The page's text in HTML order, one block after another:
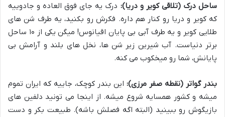
ساحل درک (تلاقی کویر و دریا): درک یه جای فوق العاده و جادوییه
که کویر و دریا رو کنار هم داره. فکرش رو بکنید، یه طرف شن های
طلایی کویر و یه طرف آبی بی پایان اقیانوس! میگن یکی از ۱۰ ساحل
برتر دنیاست. آب شیرین زیر شن ها، نخل های بلند و آرامش بی
پایانش، شما رو میخکوب می کنه.
بندر گواتر (نقطه صفر مرزی): این بندر کوچک، جاییه که ایران تموم
میشه و کشور همسایه شروع میشه. از اینجا می تونید دلفین های
بازیگوش رو ببینید (البته اگه فصلش باشه). طبیعت بکر و دست